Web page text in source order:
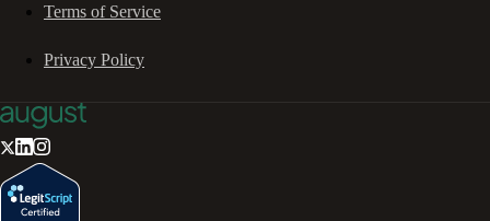
Terms of Service
Privacy Policy